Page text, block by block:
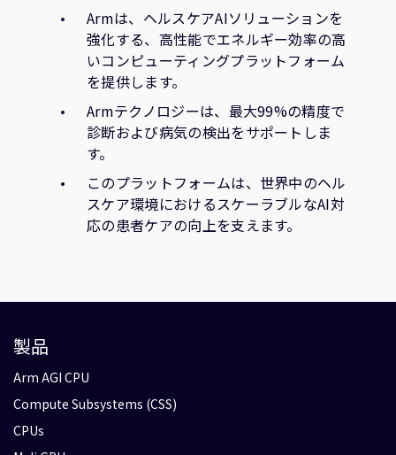
Armは、ヘルスケアAIソリューションを
強化する、高性能でエネルギー効率の高
いコンピューティングプラットフォーム
を提供します。
Armテクノロジーは、最大99%の精度で
診断および病気の検出をサポートしま
す。
このプラットフォームは、世界中のヘル
スケア環境におけるスケーラブルなAI対
応の患者ケアの向上を支えます。
製品
Arm AGI CPU
Compute Subsystems (CSS)
CPUs